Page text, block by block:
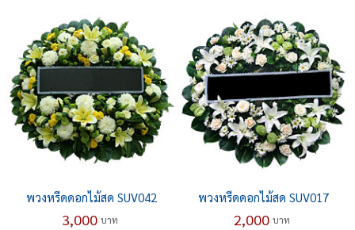
พวงหรีดดอกไม้สด SUV042
3,000 บาท
พวงหรีดดอกไม้สด SUV017
2,000 บาท